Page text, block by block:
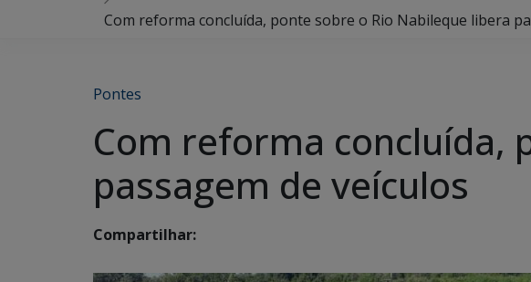
Com reforma concluída, ponte sobre o Rio Nabileque libera
Pontes
Com reforma concluída,
passagem de veículos
Compartilhar: